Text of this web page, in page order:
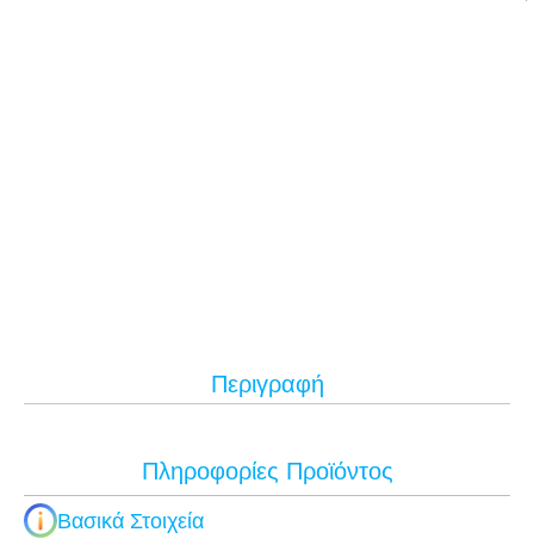
Περιγραφή
Πληροφορίες Προϊόντος
Βασικά Στοιχεία